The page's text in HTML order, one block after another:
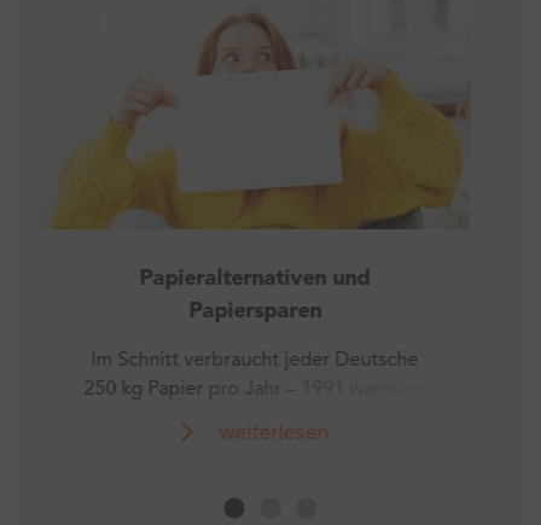
Wie viel Strom verbrauchen Netflix
und Co.?
Eine Suchanfrage auf Google
verbraucht etwa 0,3 Wattstunden
Strom. Das ist nicht viel, summiert sich
aber sehr schnell. Denn über 2
Welt gingen 2016 bei Google ein. Laut
weiterlesen